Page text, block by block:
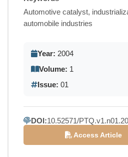
Automotive catalyst,
automobile industries
Year: 2004
Volume: 1
Issue: 01
DOI:10.52571/
Access Article